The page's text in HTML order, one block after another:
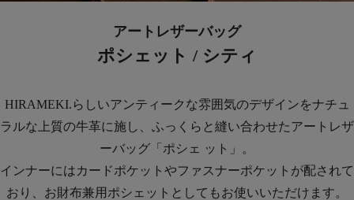
アートレザーバッグ
ポシェット / シティ
HIRAMEKI.らしいアンティークな雰囲気のデザインをナチュ
ラルな上質の牛革に施し、ふっくらと縫い合わせたアートレザ
ーバッグ「ポシェ ット」。
インナーにはカードポケットやファスナーポケットが配されて
おり、お財布兼用ポシェットとしてもお使いいただけます。